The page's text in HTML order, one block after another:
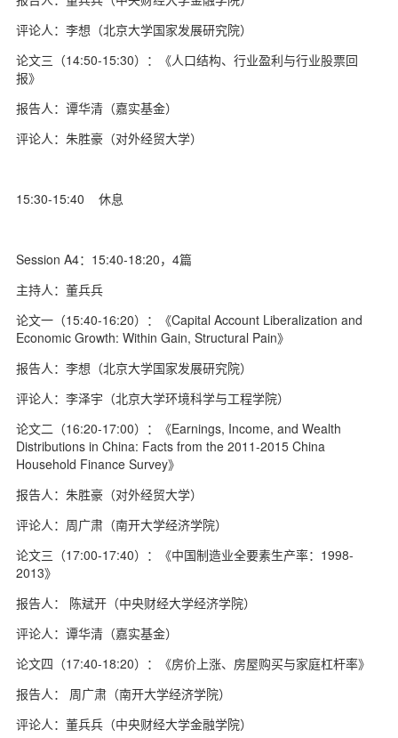
评论人：李想（北京大学国家发展研究院）
论文三（14:50-15:30）：《人口结构、行业盈利与行业股票回
报》
报告人：谭华清（嘉实基金）
评论人：朱胜豪（对外经贸大学）
15:30-15:40 休息
Session A4：15:40-18:20，4篇
主持人：董兵兵
论文一（15:40-16:20）：《Capital Account Liberalization and
Economic Growth: Within Gain, Structural Pain》
报告人：李想（北京大学国家发展研究院）
评论人：李泽宇（北京大学环境科学与工程学院）
论文二（16:20-17:00）：《Earnings, Income, and Wealth
Distributions in China: Facts from the 2011-2015 China
Household Finance Survey》
报告人：朱胜豪（对外经贸大学）
评论人：周广肃（南开大学经济学院）
论文三（17:00-17:40）：《中国制造业全要素生产率：1998-
2013》
报告人： 陈斌开（中央财经大学经济学院）
评论人：谭华清（嘉实基金）
论文四（17:40-18:20）：《房价上涨、房屋购买与家庭杠杆率》
报告人： 周广肃（南开大学经济学院）
评论人：董兵兵（中央财经大学金融学院）